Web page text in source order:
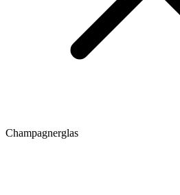
Champagnerglas